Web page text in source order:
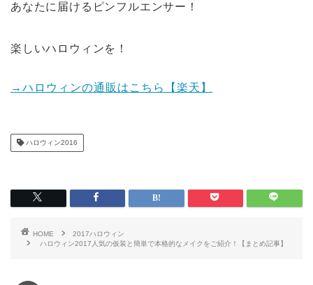
あなたに届けるピンフルエンサー！
楽しいハロウィンを！
→ハロウィンの通販はこちら【楽天】
ハロウィン2016
HOME
2017ハロウィン
ハロウィン2017人気の仮装と簡単で本格的なメイクをご紹介！【まとめ記事】